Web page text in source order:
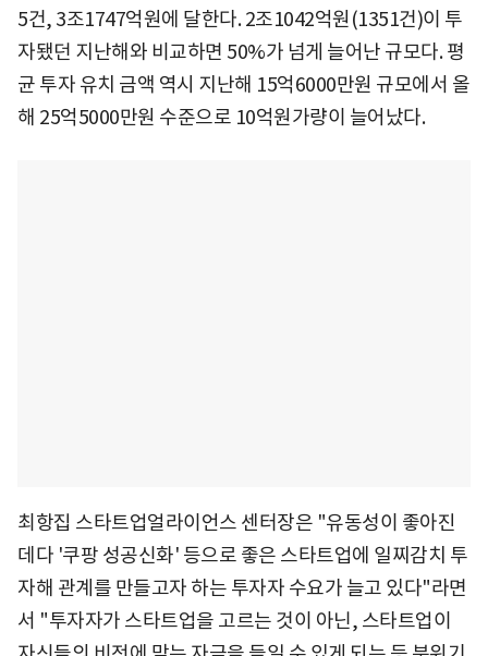
5건, 3조1747억원에 달한다. 2조1042억원(1351건)이 투
자됐던 지난해와 비교하면 50%가 넘게 늘어난 규모다. 평
균 투자 유치 금액 역시 지난해 15억6000만원 규모에서 올
해 25억5000만원 수준으로 10억원가량이 늘어났다.
최항집 스타트업얼라이언스 센터장은 "유동성이 좋아진
데다 '쿠팡 성공신화' 등으로 좋은 스타트업에 일찌감치 투
자해 관계를 만들고자 하는 투자자 수요가 늘고 있다"라면
서 "투자자가 스타트업을 고르는 것이 아닌, 스타트업이